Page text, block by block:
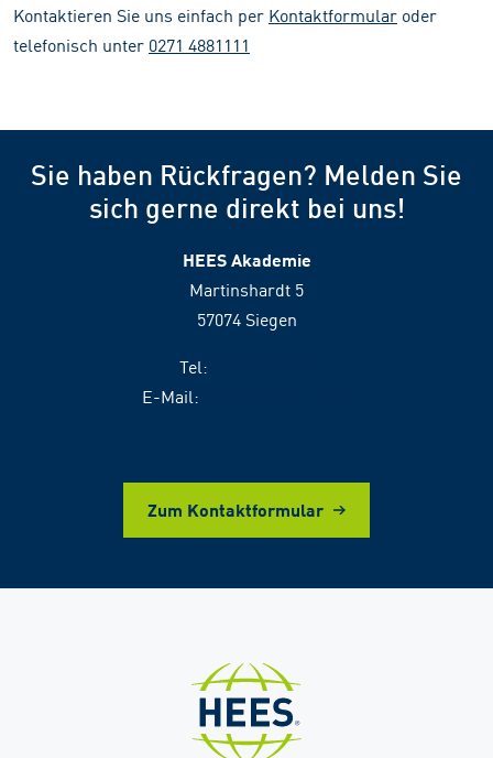
Kontaktieren Sie uns einfach per Kontaktformular oder
telefonisch unter 0271 4881111
Sie haben Rückfragen? Melden Sie
sich gerne direkt bei uns!
HEES Akademie
Martinshardt 5
57074 Siegen
Tel:
E-Mail:
Zum Kontaktformular